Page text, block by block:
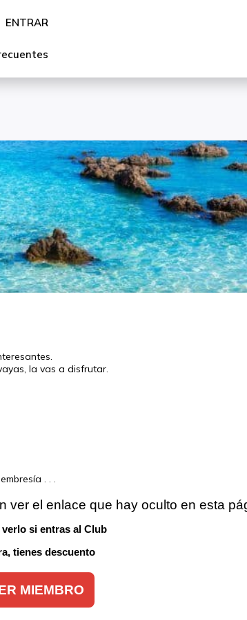
ENTRAR
la vas a disfrutar.
. . .
ver el enlace que hay oculto en esta
si entras al Club
tienes descuento
MIEMBRO